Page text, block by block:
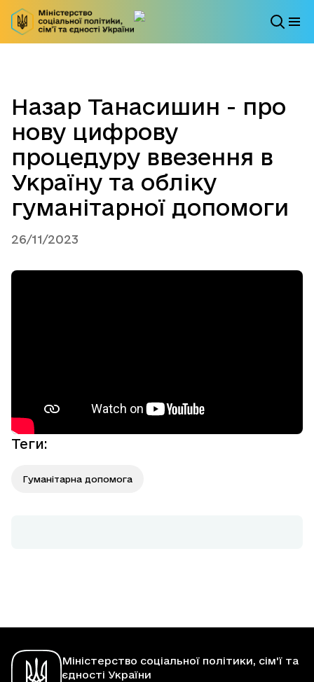
Назар Танасишин - про
нову цифрову
процедуру ввезення в
Україну та обліку
гуманітарної допомоги
26/11/2023
Теги:
Гуманітарна допомога
Міністерство соціальної політики, сім'ї та
єдності України